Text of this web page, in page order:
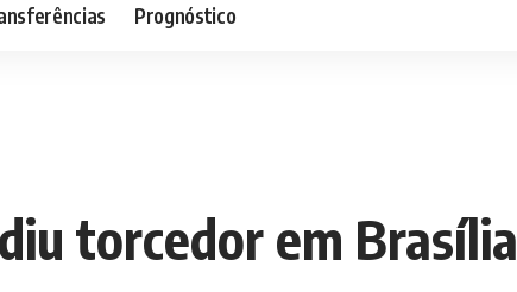
Prognóstico
torcedor em Brasília